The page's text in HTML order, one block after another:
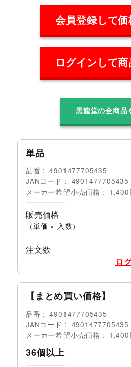
会員登録して
ログインして
黒龍堂の全商品
単品
品番
4901477705435
JANコード
4901477705435
メーカー希望小売価格
1,400
販売価格
（単価 × 入数）
注文数
ロ
【まとめ買い価格】
品番
4901477705435
JANコード
4901477705435
メーカー希望小売価格
1,400
36個以上